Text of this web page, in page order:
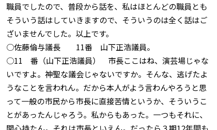
職員でしたので、普段から話を、私はほとんどの職員とも
そういう話はしていきますので、そういうのは全く話はご
ざいませんでした。以上です。
○佐藤倫与議長 11番 山下正浩議員。
○11 番（山下正浩議員） 市長ここはね、演芸場じゃな
いですよ。神聖な議会じゃないですか。そんな、逃げたよ
うなことを言われん。だから本人がよう言わんやろうと思
って一般の市民から市長に直接苦情というか、そういうこ
とがあったんじゃろう。私からもあった。一つもそれに、